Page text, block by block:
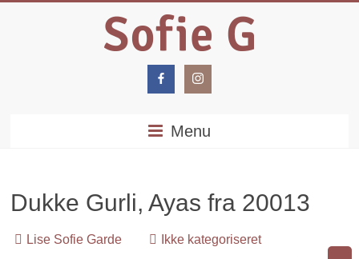
Menu
Dukke Gurli, Ayas fra 20013
Lise Sofie Garde Ikke kategoriseret